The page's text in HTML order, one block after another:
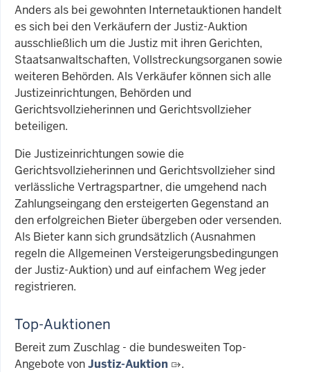
Anders als bei gewohnten Internetauktionen handelt
es sich bei den Verkäufern der Justiz-Auktion
ausschließlich um die Justiz mit ihren Gerichten,
Staatsanwaltschaften, Vollstreckungsorganen sowie
weiteren Behörden. Als Verkäufer können sich alle
Justizeinrichtungen, Behörden und
Gerichtsvollzieherinnen und Gerichtsvollzieher
beteiligen.
Die Justizeinrichtungen sowie die
Gerichtsvollzieherinnen und Gerichtsvollzieher sind
verlässliche Vertragspartner, die umgehend nach
Zahlungseingang den ersteigerten Gegenstand an
den erfolgreichen Bieter übergeben oder versenden.
Als Bieter kann sich grundsätzlich (Ausnahmen
regeln die Allgemeinen Versteigerungsbedingungen
der Justiz-Auktion) und auf einfachem Weg jeder
registrieren.
Top-Auktionen
Bereit zum Zuschlag - die bundesweiten Top-
Angebote vonJustiz-Auktion .